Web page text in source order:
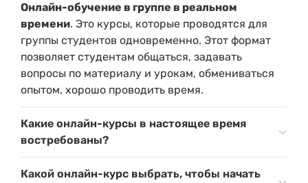
Онлайн-обучение в группе в реальном
времени. Это курсы, которые проводятся для
группы студентов одновременно. Этот формат
позволяет студентам общаться, задавать
вопросы по материалу и урокам, обмениваться
опытом, хорошо проводить время.
Какие онлайн-курсы в настоящее время
востребованы?
Какой онлайн-курс выбрать, чтобы начать